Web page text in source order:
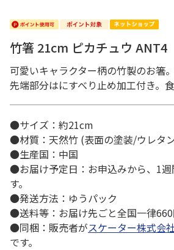
竹箸 21cm ピカチュウ ANT4
可愛いキャラクター柄の竹製のお箸
先端部分はにすべり止め加工付き。
●サイズ：約21cm
●材質：天然竹 (表面の塗装/ウレタ
●生産国：中国
●お届け予定日：お申込みから、1週
す。
●発送方法：ゆうパック
●送料等：お届け先ごと全国一律
●同梱：販売者がスケーター株式会
です。